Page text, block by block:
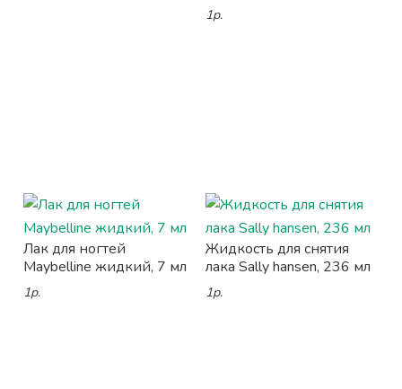
1р.
Лак для ногтей
Maybelline жидкий, 7 мл
1р.
Жидкость для снятия
лака Sally hansen, 236 мл
1р.